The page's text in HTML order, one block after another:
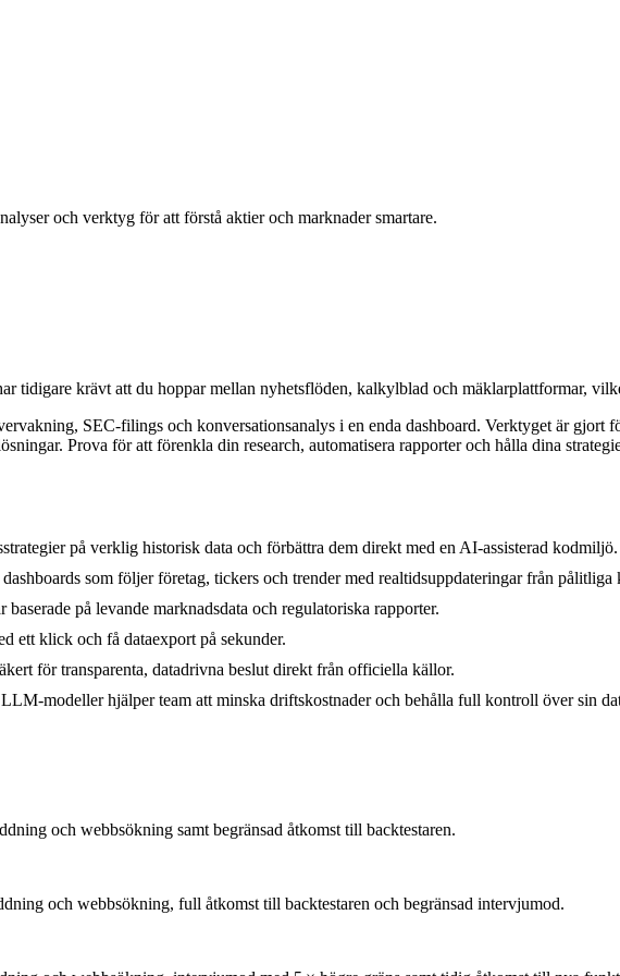
och verktyg för att förstå aktier och marknader smartare.
tidigare krävt att du hoppar mellan nyhetsflöden, kalkylblad och mäklarplattformar,
SEC‑filings och konversationsanalys i en enda dashboard. Verktyget är gjort
Prova för att förenkla din research, automatisera rapporter och hålla dina
på verklig historisk data och förbättra dem direkt med en AI‑assisterad kodmiljö.
som följer företag, tickers och trender med realtidsuppdateringar från pålitliga
på levande marknadsdata och regulatoriska rapporter.
ett klick och få dataexport på sekunder.
för transparenta, datadrivna beslut direkt från officiella källor.
LLM‑modeller hjälper team att minska driftskostnader och behålla full kontroll över sin
och webbsökning samt begränsad åtkomst till backtestaren.
och webbsökning, full åtkomst till backtestaren och begränsad intervjumod.